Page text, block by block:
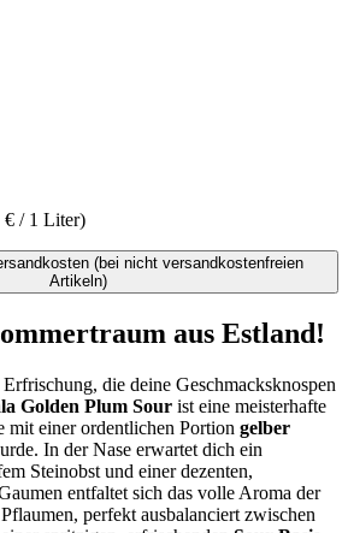
€ / 1 Liter)
(bei nicht versandkostenfreien
Artikeln)
aus Estland!
die deine Geschmacksknospen
Golden Plum Sour ist eine meisterhafte
mit einer ordentlichen Portion gelber
In der Nase erwartet dich ein
Steinobst und einer dezenten,
entfaltet sich das volle Aroma der
perfekt ausbalanciert zwischen